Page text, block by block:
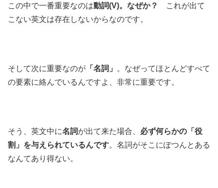
この中で一番重要なのは動詞(V)。なぜか？
これが出て
こない英文は存在しないからなのです。
そして次に重要なのが 「名詞」
。なぜってほとんどすべて
の要素に絡んでいるんですよ、非常に重要です。
そう、英文中に名詞が出て来た場合、 必ず何らかの「役
割」を与えられているんです。名詞がそこにぽつんとある
なんてあり得ない。